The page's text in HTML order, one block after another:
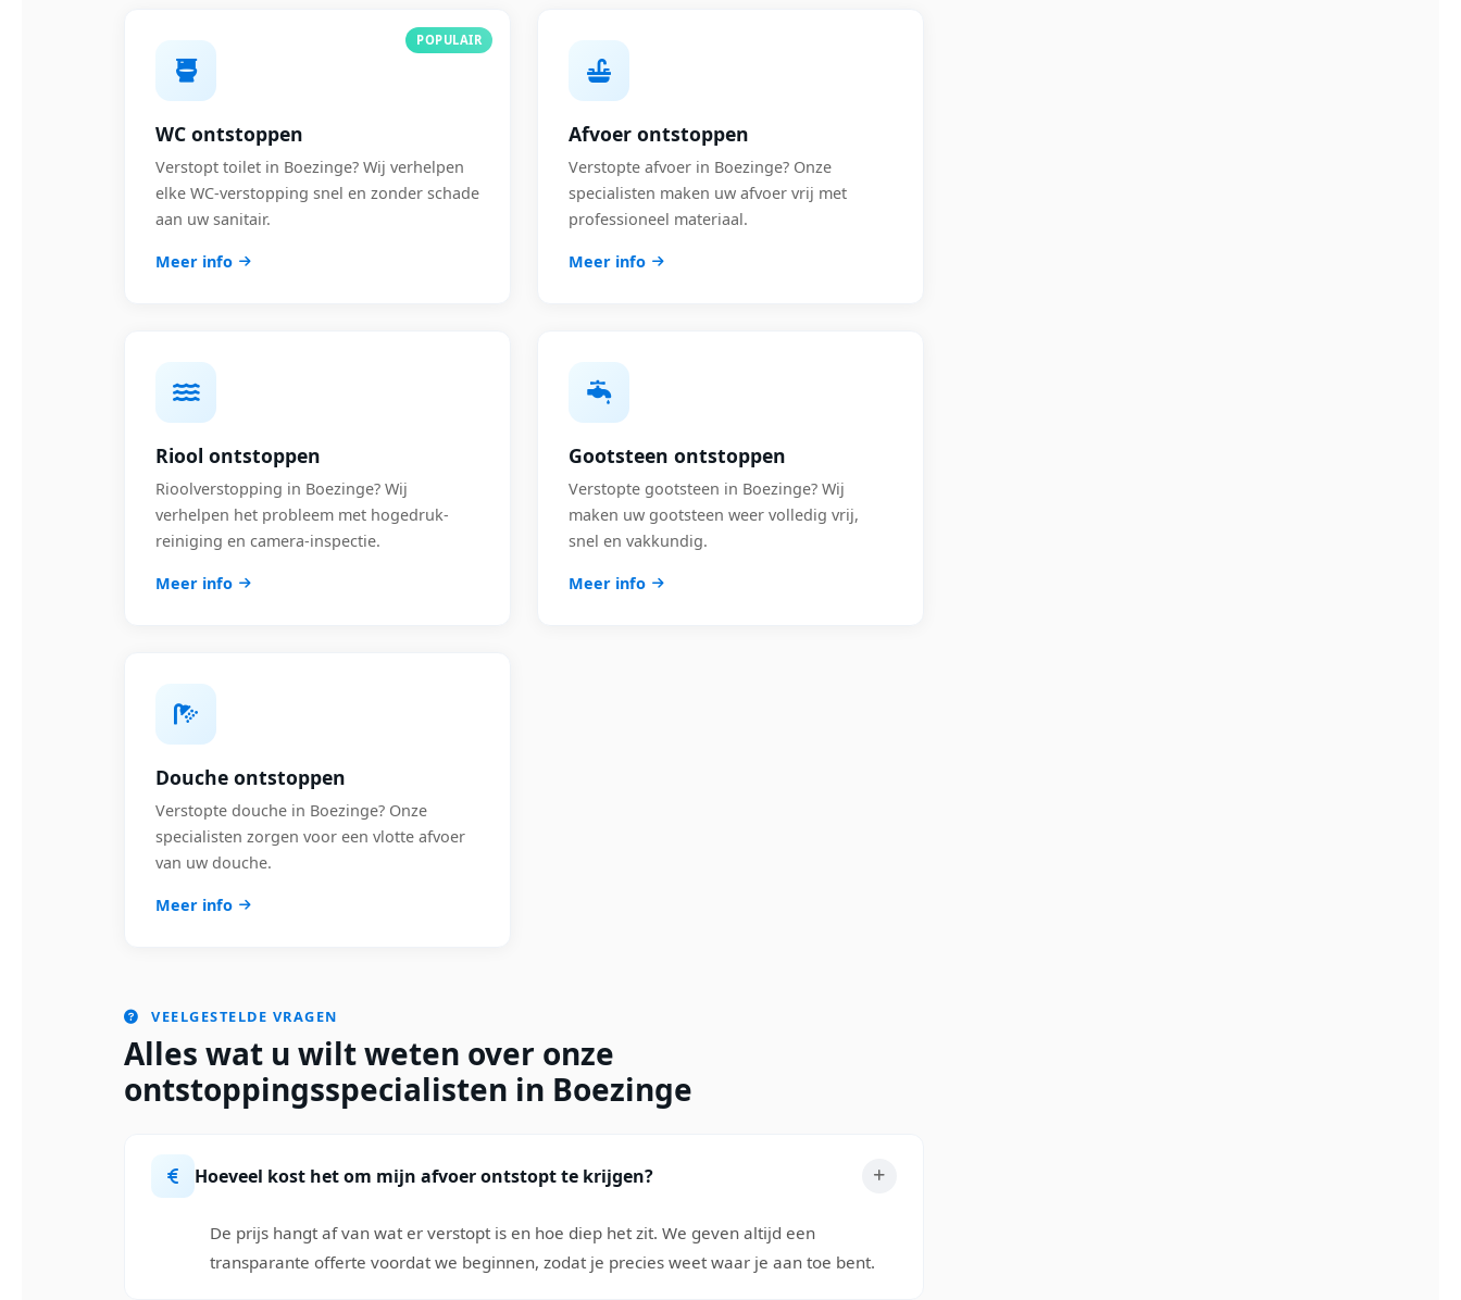
POPULAIR
WC ontstoppen
Verstopt toilet in Boezinge? Wij verhelpen
elke WC-verstopping snel en zonder schade
aan uw sanitair.
Meer info
Afvoer ontstoppen
Verstopte afvoer in Boezinge? Onze
specialisten maken uw afvoer vrij met
professioneel materiaal.
Meer info
Riool ontstoppen
Rioolverstopping in Boezinge? Wij
verhelpen het probleem met hogedruk-
reiniging en camera-inspectie.
Meer info
Gootsteen ontstoppen
Verstopte gootsteen in Boezinge? Wij
maken uw gootsteen weer volledig vrij,
snel en vakkundig.
Meer info
Douche ontstoppen
Verstopte douche in Boezinge? Onze
specialisten zorgen voor een vlotte afvoer
van uw douche.
Meer info
VEELGESTELDE VRAGEN
Alles wat u wilt weten over onze
ontstoppingsspecialisten in Boezinge
Hoeveel kost het om mijn afvoer ontstopt te krijgen?
De prijs hangt af van wat er verstopt is en hoe diep het zit. We geven altijd een
transparante offerte voordat we beginnen, zodat je precies weet waar je aan toe bent.